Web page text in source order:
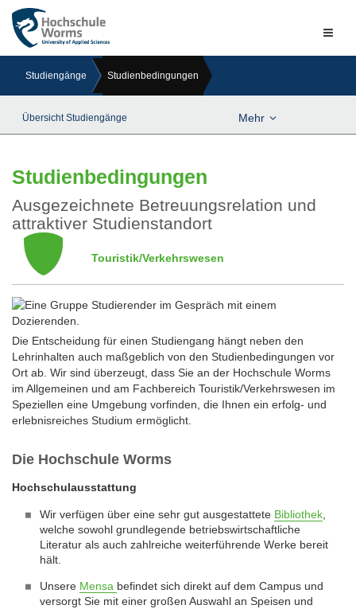
Studiengänge Studienbedingungen
Übersicht Studiengänge Mehr
Studienbedingungen
Ausgezeichnete Betreuungsrelation und
attraktiver Studienstandort
Touristik/Verkehrswesen
Die Entscheidung für einen Studiengang hängt neben den
Lehrinhalten auch maßgeblich von den Studienbedingungen vor
Ort ab. Wir sind überzeugt, dass Sie an der Hochschule Worms
im Allgemeinen und am Fachbereich Touristik/Verkehrswesen im
Speziellen eine Umgebung vorfinden, die Ihnen ein erfolg- und
erlebnisreiches Studium ermöglicht.
Die Hochschule Worms
Hochschulausstattung
Wir verfügen über eine sehr gut ausgestattete Bibliothek
welche sowohl grundlegende betriebswirtschaftliche
Literatur als auch zahlreiche weiterführende Werke bereit
hält.
Unsere Mensa befindet sich direkt auf dem Campus und
versorgt Sie mit einer großen Auswahl an Speisen und